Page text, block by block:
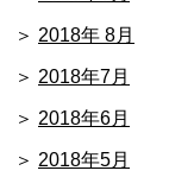
2018年 8月
2018年7月
2018年6月
2018年5月